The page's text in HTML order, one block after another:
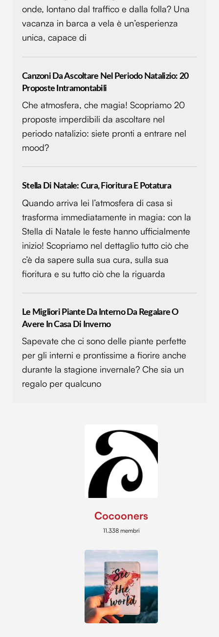
onde, lontano dal traffico e dalla folla? Una
vacanza in barca a vela è un’esperienza
unica, capace di
Canzoni Da Ascoltare Nel Periodo Natalizio: 20
Proposte Intramontabili
Che atmosfera, che magia! Scopriamo 20
proposte imperdibili da ascoltare nel
periodo natalizio: siete pronti a entrare nel
mood?
Stella Di Natale: Cura, Fioritura E Potatura
Quando arriva lei l’atmosfera di casa si
trasforma immediatamente in magia: con la
Stella di Natale le feste hanno ufficialmente
inizio! Scopriamo nel dettaglio tutto ciò che
c’è da sapere sulla sua cura, sulla sua
fioritura e su tutto ciò che la riguarda
Le Migliori Piante Da Interno Da Regalare O
Avere In Casa Di Inverno
Sapevate che ci sono delle piante perfette
per gli interni e prontissime a fiorire anche
durante la stagione invernale? Che sia un
regalo per qualcuno
Cocooners
11.338 membri